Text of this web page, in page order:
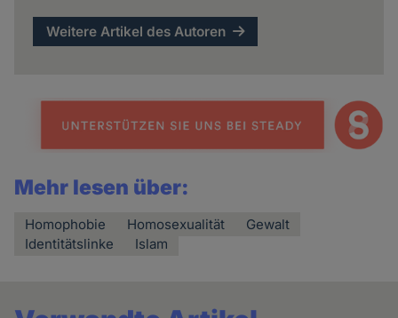
Weitere Artikel des Autoren
Mehr lesen über:
Homophobie Homosexualität
Gewalt
Identitätslinke
Islam